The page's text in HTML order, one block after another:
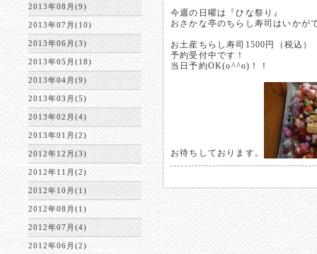
2013年08月(9)
2013年07月(10)
2013年06月(3)
2013年05月(18)
2013年04月(9)
2013年03月(5)
2013年02月(4)
2013年01月(2)
2012年12月(3)
2012年11月(2)
2012年10月(1)
2012年08月(1)
2012年07月(4)
2012年06月(2)
今週の日曜は『ひな祭り』
おさかな亭のちらし寿司はいかが
お土産ちらし寿司1500円（税込）
予約受付中です！
当日予約OK(o^^o)！！
お待ちしております。